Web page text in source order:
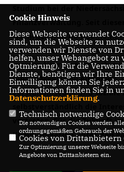
Finanzverwaltung. Seit
Nachrücker in den
möchte diese Arbeit gerne
meines Alters möchte ich
junger Menschen einsetzen.
verständnisvolle und soziale
vertreten. Für die Zukunft
Kommunikation unter den
Cookie Hinweis
Diese Webseite verwendet
sind, um die Webseite zu
verwenden wir Dienste von
helfen, unser Webangebot zu
Optmierung). Für die
Dienste, benötigen wir Ihre
Einwilligung können Sie
Informationen finden Sie in
Datenschutzerklärung.
Technisch notwendige
Die notwendigen Cookies werden
ordnungsgemäßen Gebrauch der
Cookies von Drittanbietern
Zur Optimierung unserer Webseite
Angebote von Drittanbietern ein.